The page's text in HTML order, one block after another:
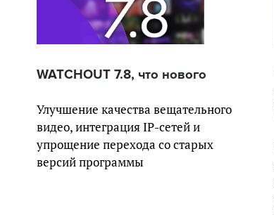
WATCHOUT 7.8, что нового
Улучшение качества вещательного
видео, интеграция IP-сетей и
упрощение перехода со старых
версий программы